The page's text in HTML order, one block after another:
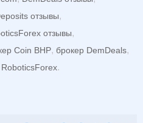
отзывы,
отзывы,
Coin BHP, брокер DemDeals,
.